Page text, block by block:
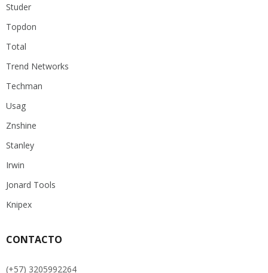
Studer
Topdon
Total
Trend Networks
Techman
Usag
Znshine
Stanley
Irwin
Jonard Tools
Knipex
CONTACTO
(+57) 3205992264